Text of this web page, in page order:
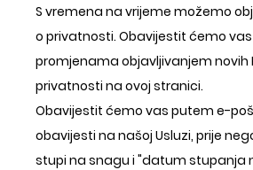
S vremena na vrijeme možemo
o privatnosti. Obavijestit ćemo
promjenama objavljivanjem novih
privatnosti na ovoj stranici.
Obavijestit ćemo vas putem e-
obavijesti na našoj Usluzi, prije
stupi na snagu i "datum stupanja